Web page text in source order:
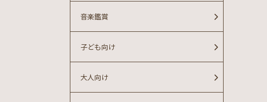
大人向け
子ども向け
音楽鑑賞